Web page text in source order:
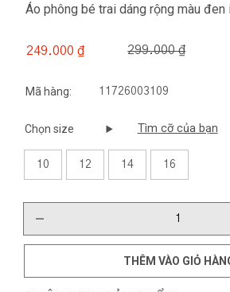
Áo phông bé trai dáng rộng màu đen
Mã hàng:
249.000 ₫ 299.000 ₫
11726003109
Chọn size
10 12 14 16
THÊM VÀO GIỎ
Tìm cỡ của bạn